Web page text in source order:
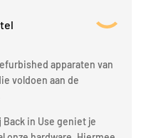
apparaten van
voldoen aan de
in Use geniet je